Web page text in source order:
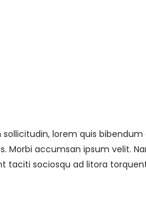
lorem quis
Morbi accumsan ipsum velit.
taciti sociosqu ad litora